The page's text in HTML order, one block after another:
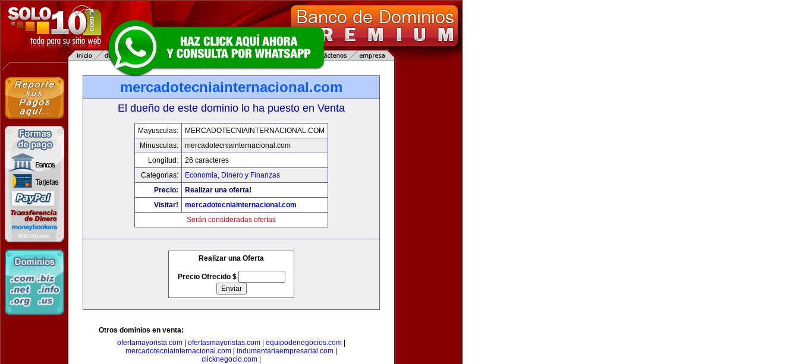
mercadotecniainternacional.com
El dueño de este dominio lo ha puesto en Venta
Mayusculas:
MERCADOTECNIAINTERNACIONAL.COM
Minusculas:
mercadotecniainternacional.com
Longitud:
26 caracteres
Categorias:
Economia, Dinero y Finanzas
Precio:
Realizar una oferta!
Visitar!
mercadotecniainternacional.com
Serán consideradas ofertas
Realizar una Oferta
Precio Ofrecido $
Otros dominios en venta:
ofertamayorista.com
ofertasmayoristas.com equipodenegocios.com
mercadotecniainternacional.com
indumentariaempresarial.com
clicknegocio.com